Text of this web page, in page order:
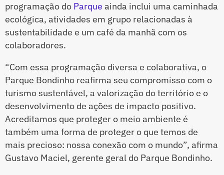
programação do Parque ainda inclui uma caminhada
ecológica, atividades em grupo relacionadas à
sustentabilidade e um café da manhã com os
colaboradores.
“Com essa programação diversa e colaborativa, o
Parque Bondinho reafirma seu compromisso com o
turismo sustentável, a valorização do território e o
desenvolvimento de ações de impacto positivo.
Acreditamos que proteger o meio ambiente é
também uma forma de proteger o que temos de
mais precioso: nossa conexão com o mundo”, afirma
Gustavo Maciel, gerente geral do Parque Bondinho.